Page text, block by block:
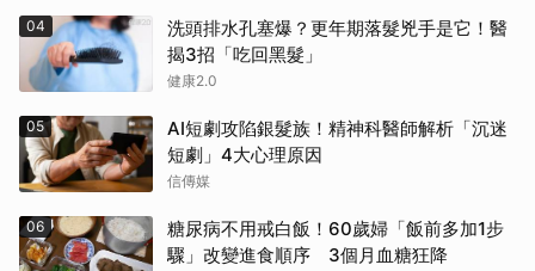
04
洗頭排水孔塞爆？更年期落髮兇手是它！醫
揭3招「吃回黑髮」
健康2.0
05
AI短劇攻陷銀髮族！精神科醫師解析「沉迷
短劇」4大心理原因
信傳媒
06
糖尿病不用戒白飯！60歲婦「飯前多加1步
驟」改變進食順序 3個月血糖狂降